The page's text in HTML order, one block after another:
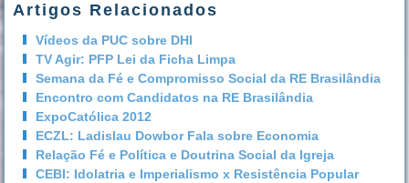
Artigos Relacionados
Vídeos da PUC sobre DHI
TV Agir: PFP Lei da Ficha Limpa
Semana da Fé e Compromisso Social da RE Brasilândia
Encontro com Candidatos na RE Brasilândia
ExpoCatólica 2012
ECZL: Ladislau Dowbor Fala sobre Economia
Relação Fé e Política e Doutrina Social da Igreja
CEBI: Idolatria e Imperialismo x Resistência Popular